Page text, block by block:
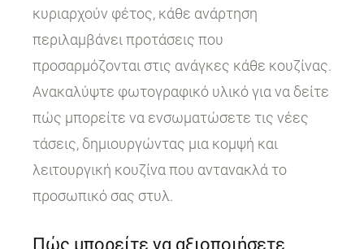
κυριαρχούν φέτος, κάθε ανάρτηση
περιλαμβάνει προτάσεις που
προσαρμόζονται στις ανάγκες κάθε κουζίνας.
Ανακαλύψτε φωτογραφικό υλικό για να δείτε
πώς μπορείτε να ενσωματώσετε τις νέες
τάσεις, δημιουργώντας μια κομψή και
λειτουργική κουζίνα που αντανακλά το
προσωπικό σας στυλ.
Πώς μπορείτε να αξιοποιήσετε